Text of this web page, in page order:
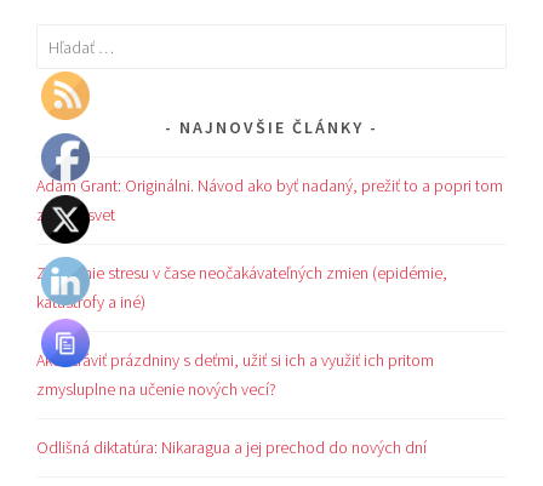
Hľadať:
NAJNOVŠIE ČLÁNKY
Adam Grant: Originálni. Návod ako byť nadaný, prežiť to a popri tom
zmeniť svet
Zvládanie stresu v čase neočakávateľných zmien (epidémie,
katastrofy a iné)
Ako stráviť prázdniny s deťmi, užiť si ich a využiť ich pritom
zmysluplne na učenie nových vecí?
Odlišná diktatúra: Nikaragua a jej prechod do nových dní